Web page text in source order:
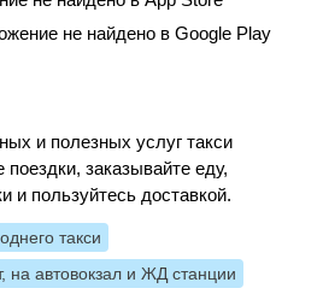
не найдено в Google Play
и полезных услуг такси
заказывайте еду,
и пользуйтесь доставкой.
такси
на автовокзал и ЖД станции